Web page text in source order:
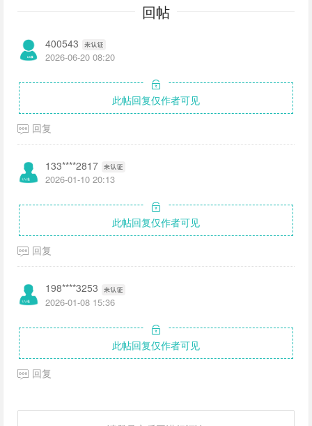
回帖
400543
2026-06-20 08:20
此帖回复仅作者可见
回复
133****2817
2026-01-10 20:13
此帖回复仅作者可见
回复
198****3253
2026-01-08 15:36
此帖回复仅作者可见
回复